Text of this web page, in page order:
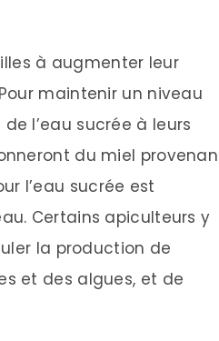
à augmenter leur
maintenir un niveau
l’eau sucrée à leurs
du miel
l’eau sucrée est
Certains apiculteurs y
la production de
et des algues, et de